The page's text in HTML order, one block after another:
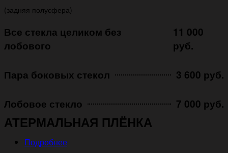
(задняя полусфера)
Все стекла целиком без
лобового
11 000
руб.
Пара боковых стекол 3 600 руб.
Лобовое стекло 7 000 руб.
АТЕРМАЛЬНАЯ ПЛЁНКА
Подробнее